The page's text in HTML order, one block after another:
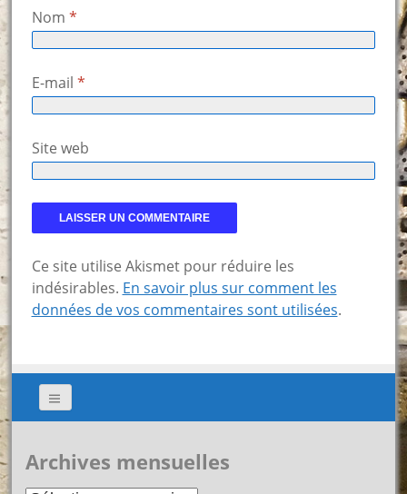
Nom *
E-mail *
Site web
Ce site utilise Akismet pour réduire les
indésirables. En savoir plus sur comment les
données de vos commentaires sont utilisées.
Archives mensuelles